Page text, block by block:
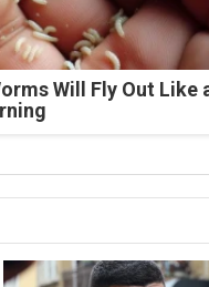
Will Fly Out Like